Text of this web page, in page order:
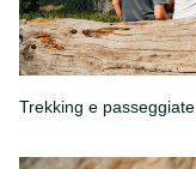
Trekking e passeggiate